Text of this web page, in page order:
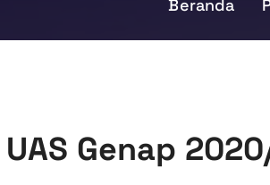
Beranda
Genap